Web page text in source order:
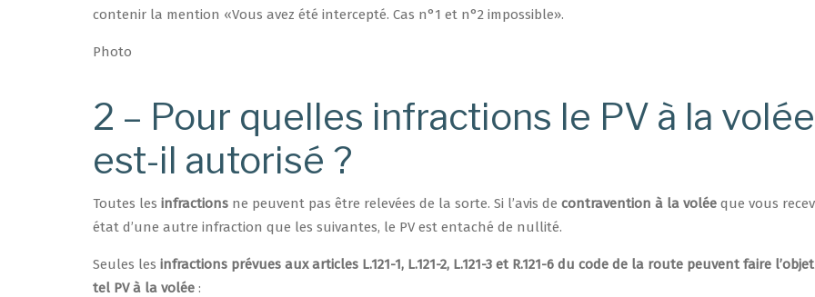
contenir la mention «Vous avez été intercepté. Cas n°1 et n°2 impossible».
Photo
2 – Pour quelles infractions le PV à la volée
est-il autorisé ?
Toutes les infractions ne peuvent pas être relevées de la sorte. Si l’avis de contravention à la volée que vous
état d’une autre infraction que les suivantes, le PV est entaché de nullité.
Seules les infractions prévues aux articles L.121-1, L.121-2, L.121-3 et R.121-6 du code de la route peuvent faire
tel PV à la volée :